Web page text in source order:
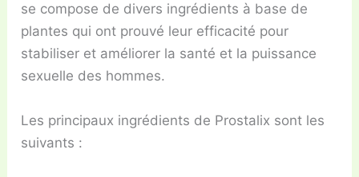
se compose de divers ingrédients à base de
plantes qui ont prouvé leur efficacité pour
stabiliser et améliorer la santé et la puissance
sexuelle des hommes.
Les principaux ingrédients de Prostalix sont les
suivants :